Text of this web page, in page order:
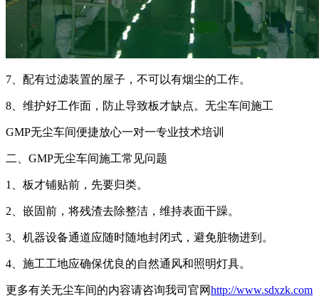
7、配有过滤装置的屋子，不可以有烟尘的工作。
8、维护好工作面，防止导致板才缺点。无尘车间施工
GMP无尘车间便捷放心一对一专业技术培训
二、GMP无尘车间施工常见问题
1、板才铺贴前，先要归类。
2、嵌固前，将残渣去除整洁，维持表面干躁。
3、机器设备通道应随时随地封闭式，避免脏物进到。
4、施工工地应确保优良的自然通风和照明灯具。
更多有关无尘车间的内容请咨询我司官网http://www.sdxzk.com